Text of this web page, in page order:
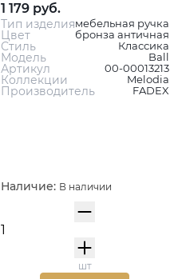
1 179 руб.
Тип изделиямебельная ручка
Цвет бронза античная
Стиль Классика
Модель Ball
Артикул 00-00013213
Коллекции Melodia
Производитель FADEX
Наличие: В наличии
шт